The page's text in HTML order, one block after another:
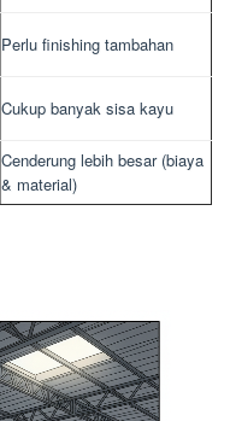
Perlu finishing tambahan
Cukup banyak sisa kayu
Cenderung lebih besar (biaya
& material)